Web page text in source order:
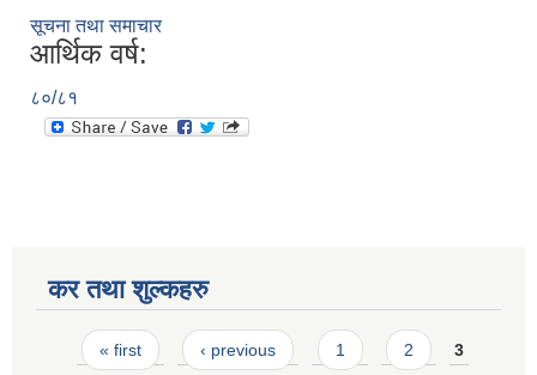
सूचना तथा समाचार
आर्थिक वर्ष:
८०/८१
कर तथा शुल्कहरु
Pages
« first ‹ previous 1 2 3